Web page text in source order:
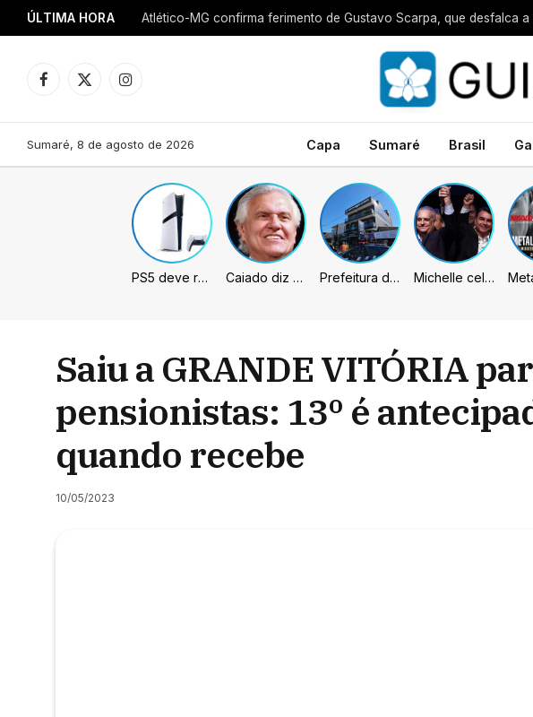
ÚLTIMA HORA Atlético-MG confirma ferimento de Gustavo Scarpa, que desfalca a
Facebook
X
Instagram
Sumaré, 8 de agosto de 2026 Capa Sumaré Brasil
PS5 deve receber melhorias no PSSR com nova atualização de sistema Caiado diz que “governa” com emendas e julga facções terroristas Prefeitura de Sumaré inaugura nova subsede da GCM na Área Cura Michelle celebra vice de Flávio: “Que chapa possa ser vitoriosa”
Saiu a GRANDE VITÓRIA
pensionistas: 13º é
quando recebe
10/05/2023